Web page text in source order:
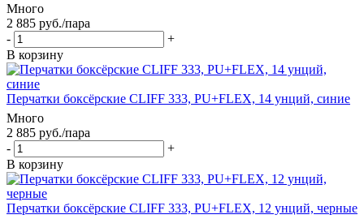
Много
2 885 руб./пара
-
+
В корзину
Перчатки боксёрские CLIFF 333, PU+FLEX, 14 унций, синие
Много
2 885 руб./пара
-
+
В корзину
Перчатки боксёрские CLIFF 333, PU+FLEX, 12 унций, черные